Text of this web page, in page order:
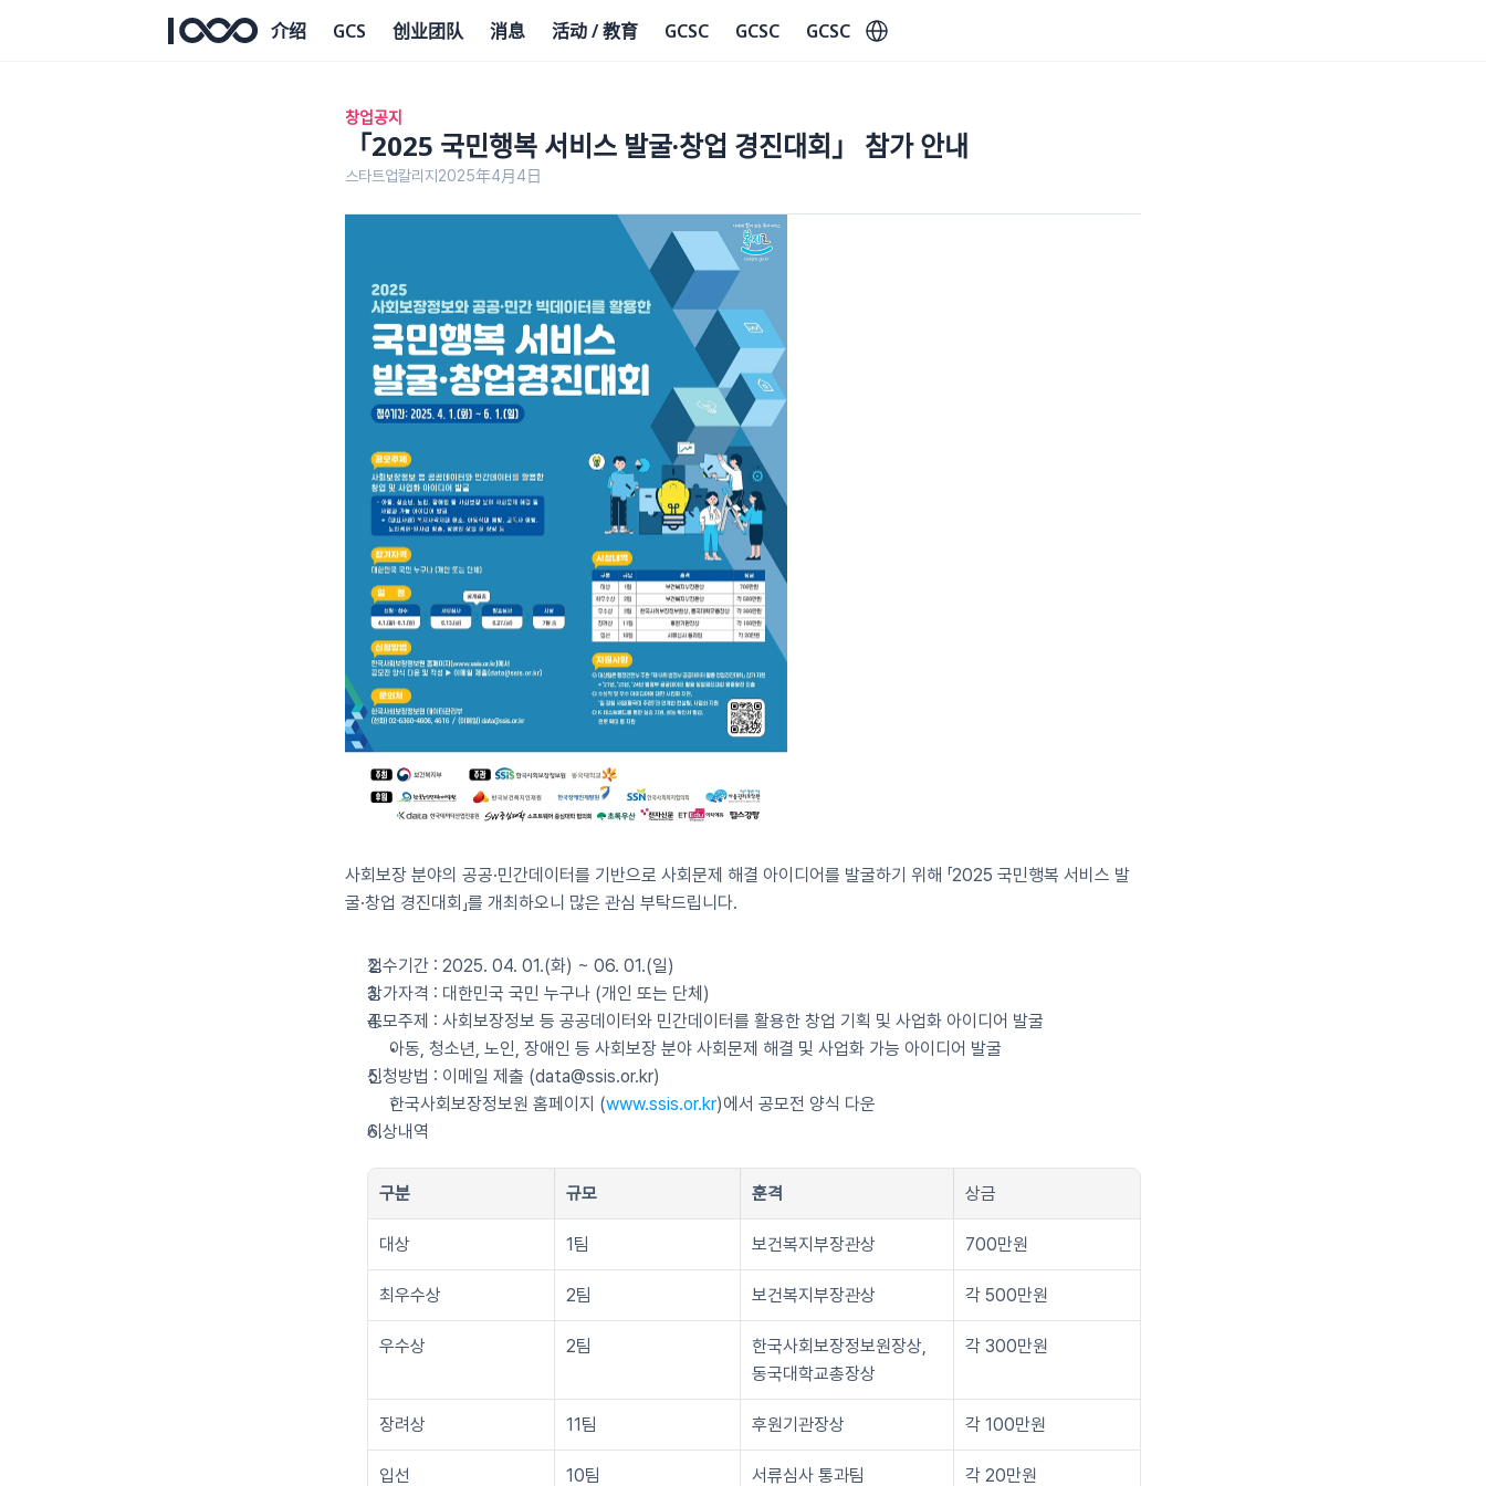
介绍 GCS 创业团队 消息 活动 / 教育 GCSC GCSC GCSC Select Language
창업공지
「2025 국민행복 서비스 발굴·창업 경진대회」 참가 안내
스타트업칼리지 2025年4月4日
사회보장 분야의 공공·민간데이터를 기반으로 사회문제 해결 아이디어를 발굴하기 위해 「2025 국민행복 서비스 발
굴·창업 경진대회」를 개최하오니 많은 관심 부탁드립니다.
접수기간 : 2025. 04. 01.(화) ~ 06. 01.(일)
참가자격 : 대한민국 국민 누구나 (개인 또는 단체)
공모주제 : 사회보장정보 등 공공데이터와 민간데이터를 활용한 창업 기획 및 사업화 아이디어 발굴
아동, 청소년, 노인, 장애인 등 사회보장 분야 사회문제 해결 및 사업화 가능 아이디어 발굴
신청방법 : 이메일 제출 (data@ssis.or.kr)
한국사회보장정보원 홈페이지 (www.ssis.or.kr)에서 공모전 양식 다운
시상내역
구분 규모 훈격 상금
대상 1팀 보건복지부장관상 700만원
최우수상 2팀 보건복지부장관상 각 500만원
우수상 2팀
한국사회보장정보원장상,
동국대학교총장상
각 300만원
장려상 11팀 후원기관장상 각 100만원
입선 10팀 서류심사 통과팀 각 20만원